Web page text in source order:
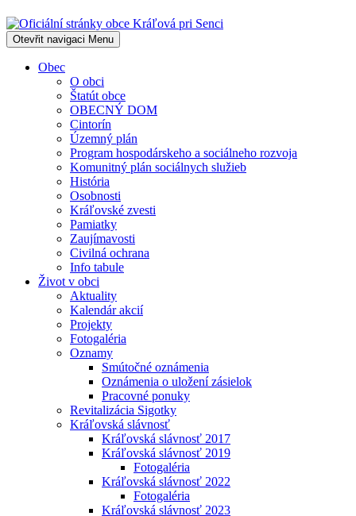
Otevřit navigaci Menu
Obec
O obci
Štatút obce
OBECNÝ DOM
Cintorín
Územný plán
Program hospodárskeho a sociálneho rozvoja
Komunitný plán sociálnych služieb
História
Osobnosti
Kráľovské zvesti
Pamiatky
Zaujímavosti
Civilná ochrana
Info tabule
Život v obci
Aktuality
Kalendár akcií
Projekty
Fotogaléria
Oznamy
Smútočné oznámenia
Oznámenia o uložení zásielok
Pracovné ponuky
Revitalizácia Sigotky
Kráľovská slávnosť
Kráľovská slávnosť 2017
Kráľovská slávnosť 2019
Fotogaléria
Kráľovská slávnosť 2022
Fotogaléria
Kráľovská slávnosť 2023